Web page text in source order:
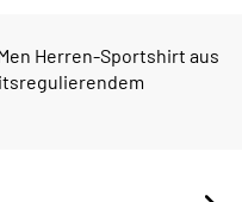
Herren-Sportshirt aus